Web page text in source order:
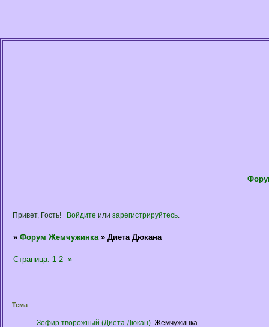
Привет, Гость! Войдите или зарегистрируйтесь.
» Форум Жемчужинка » Диета Дюкана
Страница: 1 2 »
Тема
Зефир творожный (Диета Дюкан) Жемчужинка